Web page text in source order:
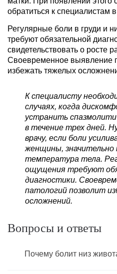
обратиться к специалистам
Регулярные боли в груди и
требуют обязательной
свидетельствовать о росте
Своевременное выявление
избежать тяжелых
К специалисту
случаях, когда
устранить
в течение трех дней.
врачу, если боли
женщины,
температура тела.
ощущения требуют
диагностики.
патологий позволит
осложнений.
Вопросы и ответы
Почему болит низ